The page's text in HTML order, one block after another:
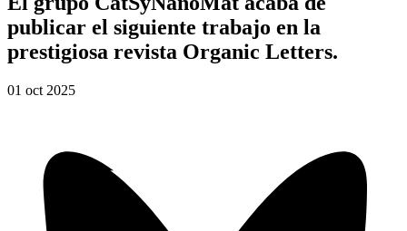
publicar el siguiente trabajo en la
prestigiosa revista Organic Letters.
01 oct 2025